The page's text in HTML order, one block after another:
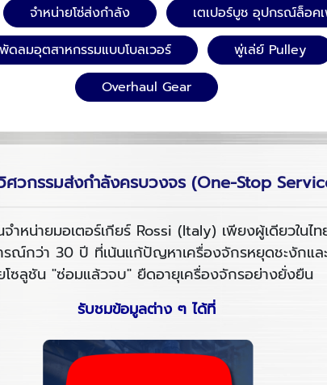
จำหน่ายโซ่ส่งกำลัง เตเปอร์บูช อุปกรณ์ล็อค
พัดลมอุตสาหกรรมแบบโบลเวอร์ พู่เล่ย์ Pulley
Overhaul Gear
ศวกรรมส่งกำลังครบวงจร (One-Stop
ำหน่ายมอเตอร์เกียร์ Rossi (Italy) เพียงผู้เดียวในไท
ณ์กว่า 30 ปี ที่เน้นแก้ปัญหาเครื่องจักรหยุดชะงักแ
โซลูชัน "ซ่อมแล้วจบ" ยืดอายุเครื่องจักรอย่างยั่งยืน
รับชมข้อมูลต่าง ๆ ได้ที่